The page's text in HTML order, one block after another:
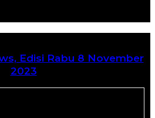
Edisi Rabu 8 November
2023